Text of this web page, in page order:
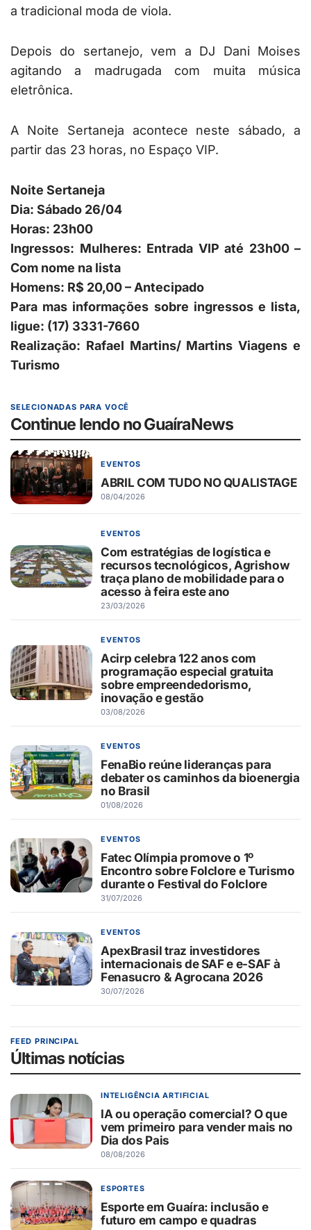
a tradicional moda de viola.
Depois do sertanejo, vem a DJ Dani Moises
agitando a madrugada com muita música
eletrônica.
A Noite Sertaneja acontece neste sábado, a
partir das 23 horas, no Espaço VIP.
Noite Sertaneja
Dia: Sábado 26/04
Horas: 23h00
Ingressos: Mulheres: Entrada VIP até 23h00 –
Com nome na lista
Homens: R$ 20,00 – Antecipado
Para mas informações sobre ingressos e lista,
ligue: (17) 3331-7660
Realização: Rafael Martins/ Martins Viagens e
Turismo
SELECIONADAS PARA VOCÊ
Continue lendo no GuaíraNews
EVENTOS
ABRIL COM TUDO NO QUALISTAGE
08/04/2026
EVENTOS
Com estratégias de logística e
recursos tecnológicos, Agrishow
traça plano de mobilidade para o
acesso à feira este ano
23/03/2026
EVENTOS
Acirp celebra 122 anos com
programação especial gratuita
sobre empreendedorismo,
inovação e gestão
03/08/2026
EVENTOS
FenaBio reúne lideranças para
debater os caminhos da bioenergia
no Brasil
01/08/2026
EVENTOS
Fatec Olímpia promove o 1º
Encontro sobre Folclore e Turismo
durante o Festival do Folclore
31/07/2026
EVENTOS
ApexBrasil traz investidores
internacionais de SAF e e-SAF à
Fenasucro & Agrocana 2026
30/07/2026
FEED PRINCIPAL
Últimas notícias
INTELIGÊNCIA ARTIFICIAL
IA ou operação comercial? O que
vem primeiro para vender mais no
Dia dos Pais
08/08/2026
ESPORTES
Esporte em Guaíra: inclusão e
futuro em campo e quadras